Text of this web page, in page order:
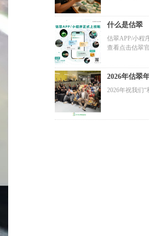
翡翠质量与翡
什么是估翠
估翠APP/小程
查看点击估翠
2026年估翠
2026年祝我们“